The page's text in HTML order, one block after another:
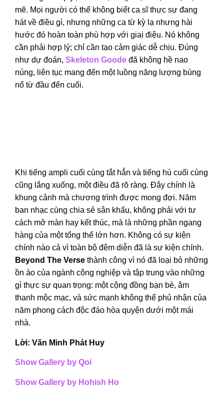
mẽ. Mọi người có thể không biết ca sĩ thực sự đang
hát về điều gì, nhưng những ca từ kỳ lạ nhưng hài
hước đó hoàn toàn phù hợp với giai điệu. Nó không
cần phải hợp lý; chỉ cần tạo cảm giác dễ chịu. Đúng
như dự đoán, Skeleton Goode đã không hề nao
núng, liên tục mang đến một luồng năng lượng bùng
nổ từ đầu đến cuối.
Khi tiếng ampli cuối cùng tắt hẳn và tiếng hú cuối cùng
cũng lắng xuống, một điều đã rõ ràng. Đây chính là
khung cảnh mà chương trình được mong đợi. Năm
ban nhạc cùng chia sẻ sân khấu, không phải với tư
cách mở màn hay kết thúc, mà là những phần ngang
hàng của một tổng thể lớn hơn. Không có sự kiện
chính nào cả vì toàn bộ đêm diễn đã là sự kiện chính.
Beyond The Verse thành công vì nó đã loại bỏ những
ồn ào của ngành công nghiệp và tập trung vào những
gì thực sự quan trọng: một cộng đồng bạn bè, âm
thanh mộc mạc, và sức mạnh không thể phủ nhận của
năm phong cách độc đáo hòa quyện dưới một mái
nhà.
Lời: Văn Minh Phát Huy
Show Gallery by Qoi
Show Gallery by Hohish Ho